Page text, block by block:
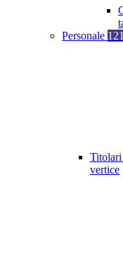
Personale 121
vertice